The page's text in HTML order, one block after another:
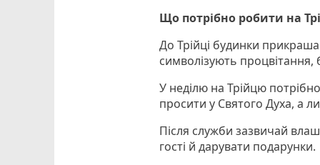
Що потрібно робити на
До Трійці будинки
символізують
У неділю на Трійцю
просити у Святого Духа, а
Після служби зазвичай
гості й дарувати подарунки.